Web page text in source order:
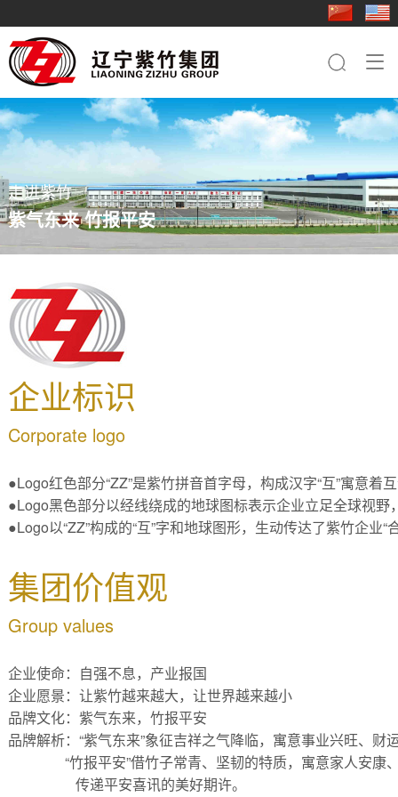

走进紫竹
集团简介
品牌文化
员工关怀
紫竹影像
新闻中心
集团快讯
行业动态
业务板块
钢铁板块
桩工机械板块
农业机械板块
贸易板块
行业应用
基础工程
电力铁塔
船舶
轨道交通
装备制造
成员企业
紫竹三轧
科技型钢
重型特钢
轻型特钢
紫竹装备
紫竹农装
紫竹国贸
紫竹物资
人力资源
人才理念
社会招聘
简历投递
联系我们
钢铁板块
桩工机械板块
农业机械板块
走进紫竹
紫气东来 竹报平安
企业标识
Corporate logo
●Logo红色部分“ZZ”是紫竹拼音首字母，构成汉字“互”寓意着
●Logo黑色部分以经线绕成的地球图标表示企业立足全球视
●Logo以“ZZ”构成的“互”字和地球图形，生动传达了紫竹企业
集团价值观
Group values
企业使命：自强不息，产业报国
企业愿景：让紫竹越来越大，让世界越来越小
品牌文化：紫气东来，竹报平安
品牌解析：“紫气东来”象征吉祥之气降临，寓意事业兴旺、财
“竹报平安”借竹子常青、坚韧的特质，寓意家人安康、
传递平安喜讯的美好期许。